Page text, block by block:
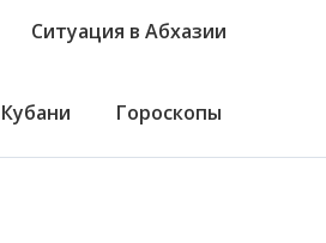
Ситуация в Абхазии
Гороскопы